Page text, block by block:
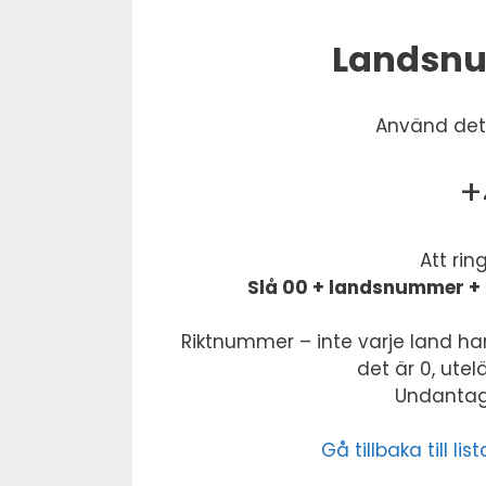
Använd
Att
Slå 00 + landsnummer
Riktnummer – inte varje land
det är 0,
Gå tillbaka till